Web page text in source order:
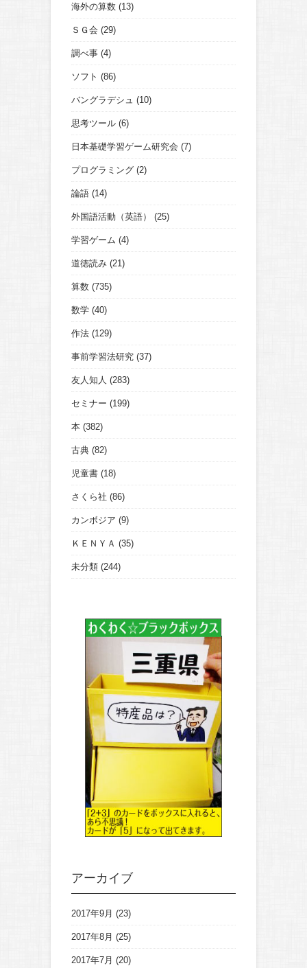
海外の算数 (13)
ＳＧ会 (29)
調べ事 (4)
ソフト (86)
バングラデシュ (10)
思考ツール (6)
日本基礎学習ゲーム研究会 (7)
プログラミング (2)
論語 (14)
外国語活動（英語） (25)
学習ゲーム (4)
道徳読み (21)
算数 (735)
数学 (40)
作法 (129)
事前学習法研究 (37)
友人知人 (283)
セミナー (199)
本 (382)
古典 (82)
児童書 (18)
さくら社 (86)
カンボジア (9)
ＫＥＮＹＡ (35)
未分類 (244)
アーカイブ
2017年9月 (23)
2017年8月 (25)
2017年7月 (20)